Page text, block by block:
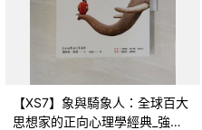
【XS7】象與騎象人：全球百大
思想家的正向心理學經典_強納